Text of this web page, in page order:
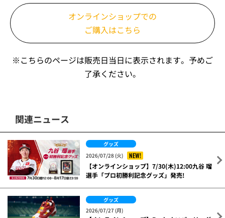
オンラインショップでの
ご購入はこちら
※こちらのページは販売日当日に表示されます。予めご
了承ください。
関連ニュース
グッズ
2026/07/28 (火)
NEW!
【オンラインショップ】7/30(木)12:00九谷 瑠
選手「プロ初勝利記念グッズ」発売!
グッズ
2026/07/27 (月)